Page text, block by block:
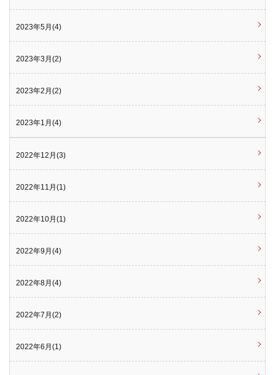
2023年5月(4)
2023年3月(2)
2023年2月(2)
2023年1月(4)
2022年12月(3)
2022年11月(1)
2022年10月(1)
2022年9月(4)
2022年8月(4)
2022年7月(2)
2022年6月(1)